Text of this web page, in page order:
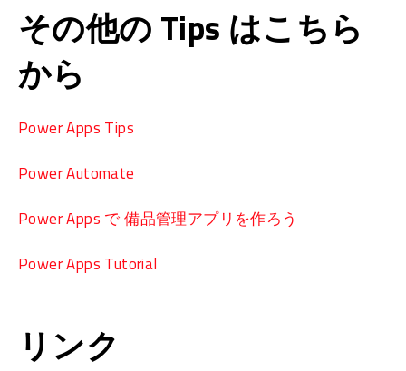
その他の Tips はこちら
から
Power Apps Tips
Power Automate
Power Apps で 備品管理アプリを作ろう
Power Apps Tutorial
リンク